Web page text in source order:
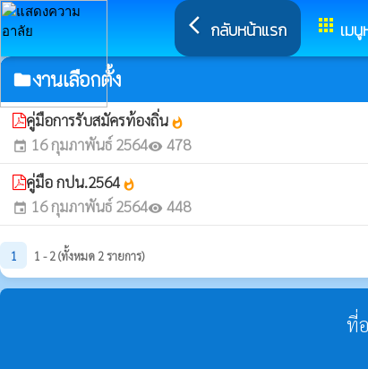
arrow_back_ios กลับหน้าแรก apps เม
folderงานเลือกตั้ง
คู่มือการรับสมัครท้องถิ่น whatshot
event 16 กุมภาพันธ์ 2564visibility 478
คู่มือ กปน.2564 whatshot
event 16 กุมภาพันธ์ 2564visibility 448
1 1 - 2 (ทั้งหมด 2 รายการ)
ที่